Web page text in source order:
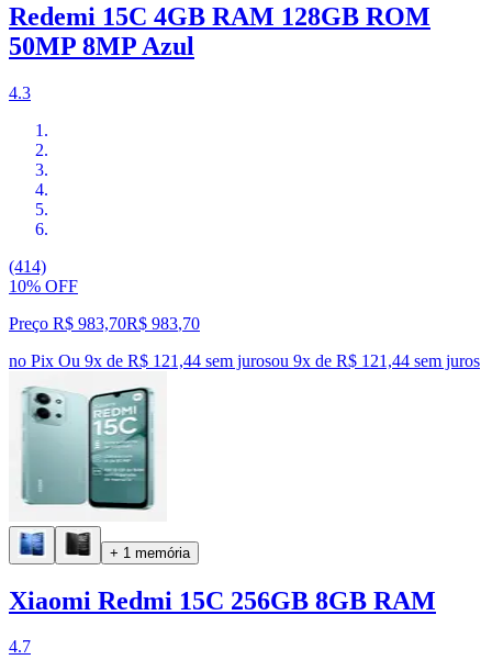
Redemi 15C 4GB RAM 128GB ROM
50MP 8MP Azul
4.3
(414)
10% OFF
Preço R$ 983,70R$ 983,70
no Pix Ou 9x de R$ 121,44 sem jurosou 9x de R$ 121,44 sem juros
+ 1 memória
Xiaomi Redmi 15C 256GB 8GB RAM
4.7